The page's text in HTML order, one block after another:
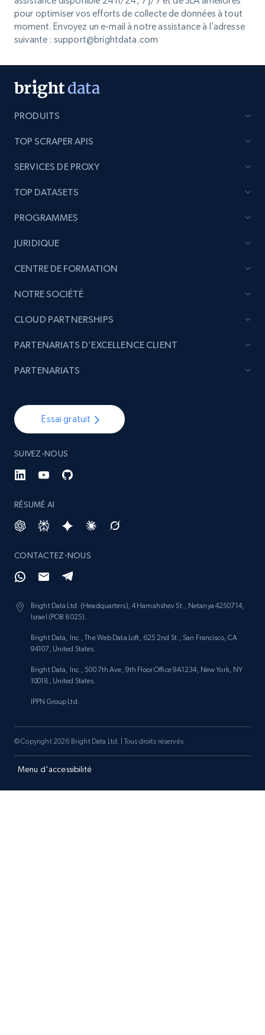
pour optimiser vos efforts de collecte de données à tout
moment. Envoyez un e-mail à notre assistance à l’adresse
suivante : support@brightdata.com
PRODUITS
TOP SCRAPER APIS
SERVICES DE PROXY
TOP DATASETS
PROGRAMMES
JURIDIQUE
CENTRE DE FORMATION
NOTRE SOCIÉTÉ
Essai gratuit
SUIVEZ-NOUS
RÉSUMÉ AI
CONTACTEZ-NOUS
Bright Data Ltd. (Headquarters), 4 Hamahshev St., Netanya 4250714,
Israel (POB 8025).
Bright Data, Inc., The Web Data Loft, 625 2nd St., San Francisco, CA
94107, United States.
Bright Data, Inc., 500 7th Ave, 9th Floor Office 9A1234, New York, NY
10018, United States.
IPPN Group Ltd.
CLOUD PARTNERSHIPS
PARTENARIATS D’EXCELLENCE CLIENT
PARTENARIATS
Menu d'accessibilité
© Copyright 2026 Bright Data Ltd. | Tous droits réservés